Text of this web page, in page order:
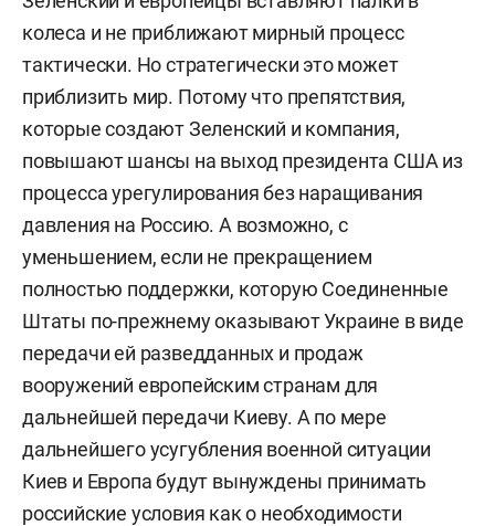
колеса и не приближают мирный процесс
тактически. Но стратегически это может
приблизить мир. Потому что препятствия,
которые создают Зеленский и компания,
повышают шансы на выход президента США из
процесса урегулирования без наращивания
давления на Россию. А возможно, с
уменьшением, если не прекращением
полностью поддержки, которую Соединенные
Штаты по-прежнему оказывают Украине в виде
передачи ей разведданных и продаж
вооружений европейским странам для
дальнейшей передачи Киеву. А по мере
дальнейшего усугубления военной ситуации
Киев и Европа будут вынуждены принимать
российские условия как о необходимости